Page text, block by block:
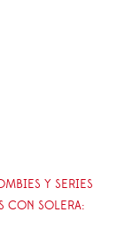
Y SERIES
CON SOLERA: